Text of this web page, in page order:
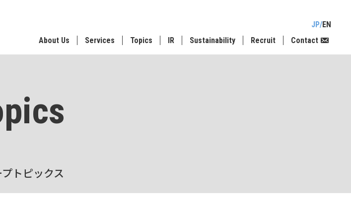
JP EN
About Us
Services Topics IR Sustainability Recruit Contact
トピックス